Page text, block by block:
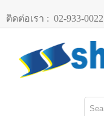
ติดต่อเรา : 02-933-0022